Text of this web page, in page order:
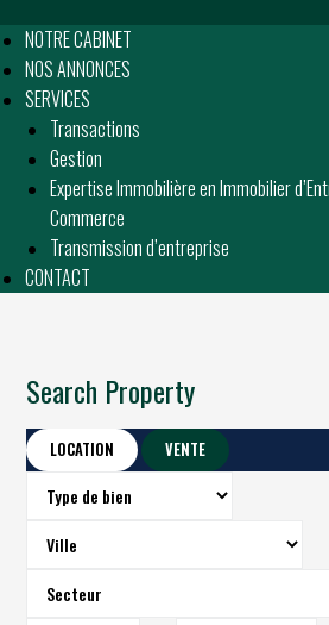
NOTRE CABINET
NOS ANNONCES
SERVICES
Transactions
Gestion
Expertise Immobilière en Immobilier
Commerce
Transmission d’entreprise
CONTACT
Search Property
LOCATION VENTE